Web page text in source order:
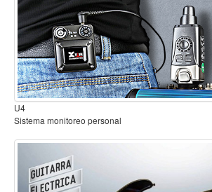
Mantenimiento y cuidado
Fajas y soportes
Fundas y estuches
Boquillas y abrazaderas
Panderos
Percusión Latina
B2